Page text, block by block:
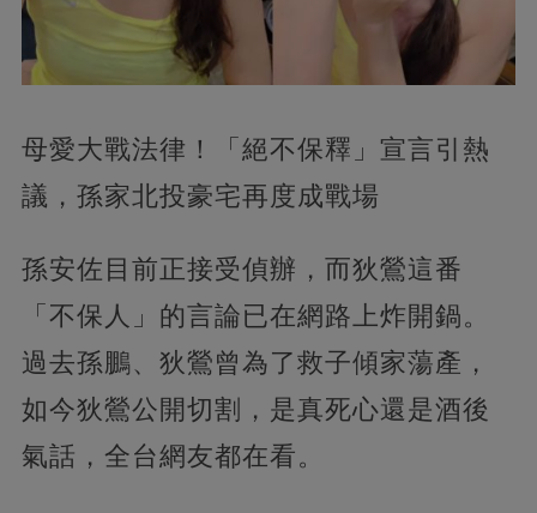
母愛大戰法律！「絕不保釋」宣言引熱
議，孫家北投豪宅再度成戰場
孫安佐目前正接受偵辦，而狄鶯這番
「不保人」的言論已在網路上炸開鍋。
過去孫鵬、狄鶯曾為了救子傾家蕩產，
如今狄鶯公開切割，是真死心還是酒後
氣話，全台網友都在看。